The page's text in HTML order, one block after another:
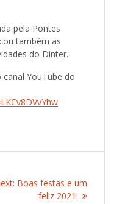
pela Pontes
também as
do Dinter.
YouTube do
Next
Boas festas e um
feliz 2021!